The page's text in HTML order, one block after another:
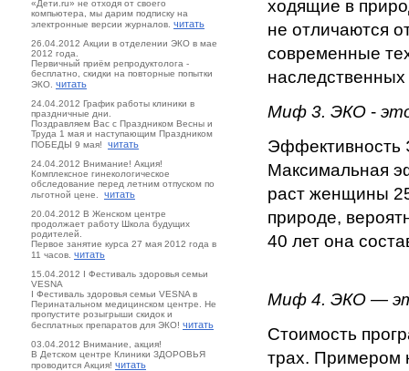
«Дети.ru» не отходя от своего
компьютера, мы дарим подписку на
электронные версии журналов. читать
26.04.2012 Акции в отделении ЭКО в мае
2012 года.
Первичный приём репродуктолога -
бесплатно, скидки на повторные попытки
ЭКО. читать
24.04.2012 График работы клиники в
праздничные дни.
Поздравляем Вас с Праздником Весны и
Труда 1 мая и наступающим Праздником
ПОБЕДЫ 9 мая! читать
24.04.2012 Внимание! Акция!
Комплексное гинекологическое
обследование перед летним отпуском по
льготной цене. читать
20.04.2012 В Женском центре
продолжает работу Школа будущих
родителей.
Первое занятие курса 27 мая 2012 года в
11 часов. читать
15.04.2012 I Фестиваль здоровья семьи
VESNA
I Фестиваль здоровья семьи VESNA в
Перинатальном медицинском центре. Не
пропустите розыгрыши скидок и
бесплатных препаратов для ЭКО! читать
03.04.2012 Внимание, акция!
В Детском центре Клиники ЗДОРОВЬЯ
проводится Акция! читать
ходящие в
не отличаются
современные
Миф 3. ЭКО -
Эффективность
Максимальная
раст женщины
природе,
40 лет она
Миф 4. ЭКО —
Стоимость
трах. Примером